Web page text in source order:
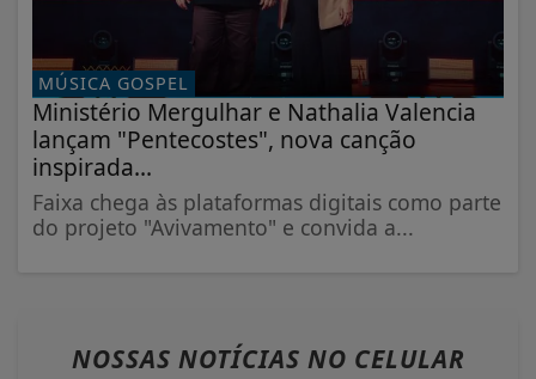
MÚSICA GOSPEL
Ministério Mergulhar e Nathalia Valencia
lançam "Pentecostes", nova canção
inspirada...
Faixa chega às plataformas digitais como parte
do projeto "Avivamento" e convida a...
NOSSAS NOTÍCIAS NO CELULAR